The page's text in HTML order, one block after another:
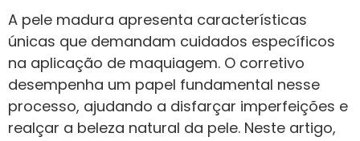
A pele madura apresenta características
únicas que demandam cuidados específicos
na aplicação de maquiagem. O corretivo
desempenha um papel fundamental nesse
processo, ajudando a disfarçar imperfeições e
realçar a beleza natural da pele. Neste artigo,